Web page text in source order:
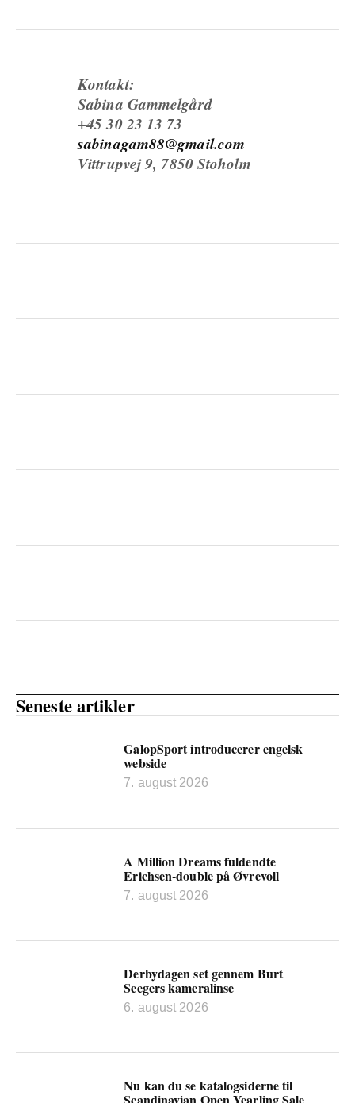
Kontakt:
Sabina Gammelgård
+45 30 23 13 73
sabinagam88@gmail.com
Vittrupvej 9, 7850 Stoholm
Seneste artikler
GalopSport introducerer engelsk
webside
7. august 2026
A Million Dreams fuldendte
Erichsen-double på Øvrevoll
7. august 2026
Derbydagen set gennem Burt
Seegers kameralinse
6. august 2026
Nu kan du se katalogsiderne til